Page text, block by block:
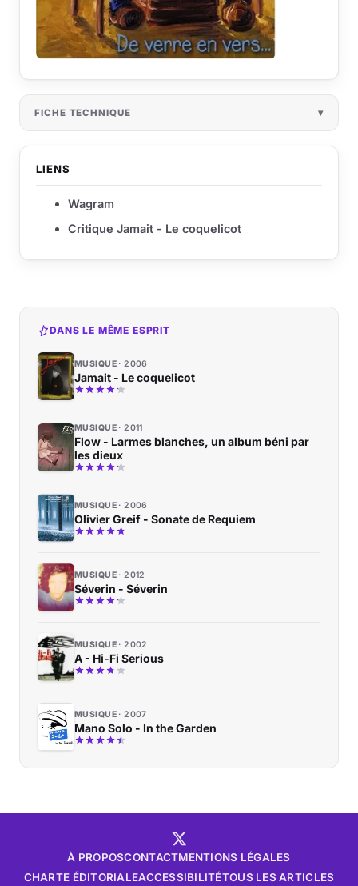
FICHE TECHNIQUE
LIENS
Wagram
Critique Jamait - Le coquelicot
DANS LE MÊME ESPRIT
MUSIQUE 2006
Jamait - Le coquelicot
MUSIQUE 2011
Flow - Larmes blanches, un album béni par
les dieux
MUSIQUE 2006
Olivier Greif - Sonate de Requiem
MUSIQUE 2012
Séverin - Séverin
MUSIQUE 2002
A - Hi-Fi Serious
MUSIQUE 2007
Mano Solo - In the Garden
À PROPOSCONTACTMENTIONS LÉGALES
CHARTE ÉDITORIALEACCESSIBILITÉTOUS LES ARTICLES